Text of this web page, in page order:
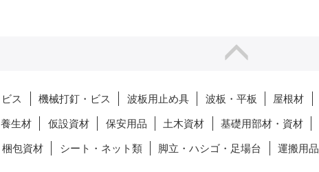
ビス 機械打釘・ビス 波板用止め具 波板・平板 屋根材
養生材 仮設資材 保安用品 土木資材 基礎用部材・資材
梱包資材 シート・ネット類 脚立・ハシゴ・足場台 運搬用品